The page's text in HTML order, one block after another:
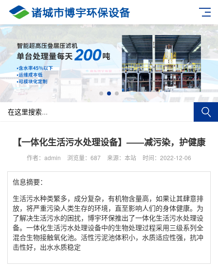
【一体化生活污水处理设备】——减污染，护健康
作者：admin 浏览量：687 来源：本站 时间：2022-12-06
信息摘要：
生活污水种类繁多，成分复杂，有机物含量高，如果让其肆意排
放，将严重污染人类生存的环境，直至影响人们的身体健康。为
了解决生活污水的困扰，博宇环保推出了一体化生活污水处理设
备。一体化生活污水处理设备中的生物处理过程采用三级系列全
混合生物接触氧化池。活性污泥池体积小，水质适应性强，抗冲
击性好，出水水质稳定